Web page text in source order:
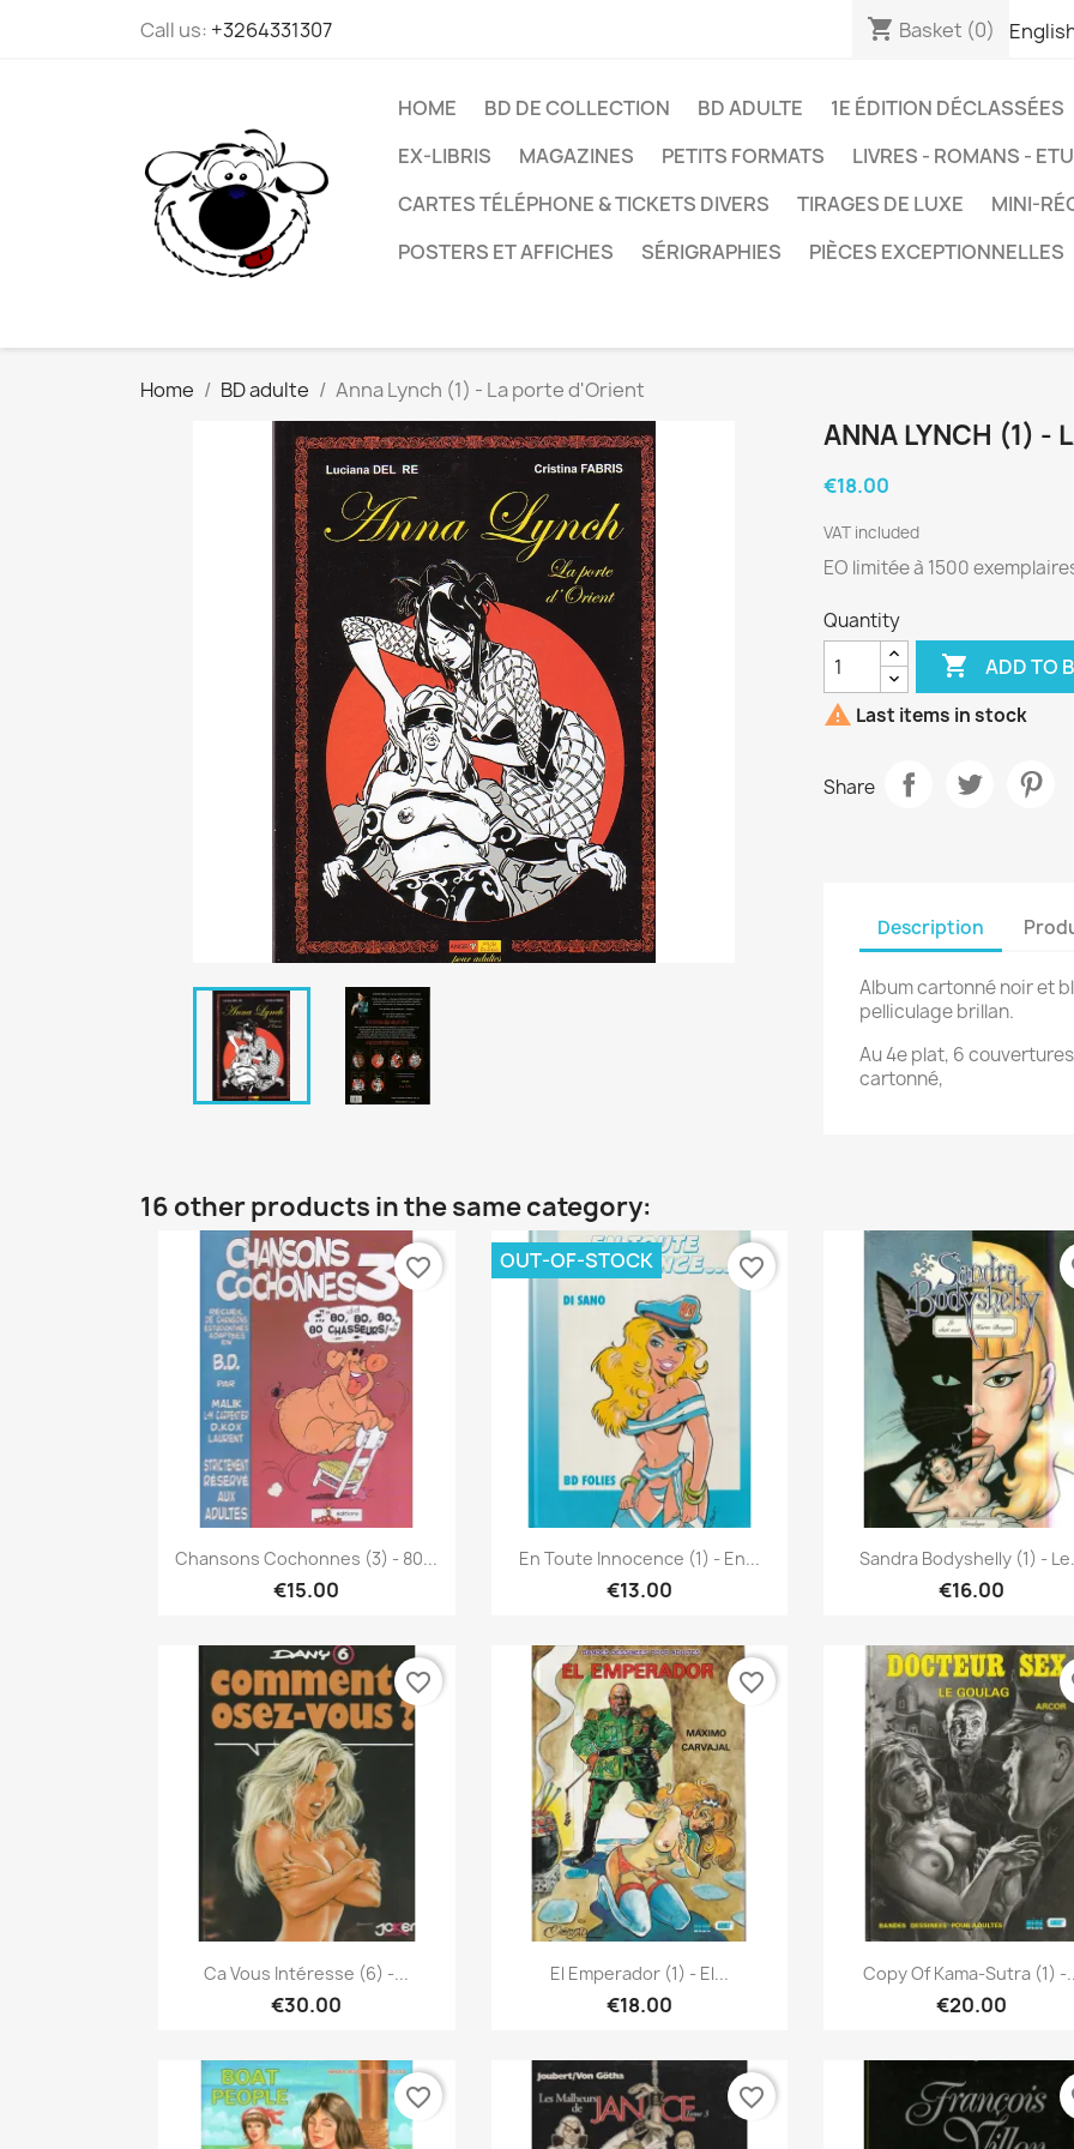
Call us: +3264331307 shopping_cart Basket (0)
HOME BD DE COLLECTION BD ADULTE 1E ÉDITION DÉCLASSÉES
EX-LIBRIS
MAGAZINES PETITS FORMATS LIVRES - ROMANS -
CARTES TÉLÉPHONE & TICKETS DIVERS
TIRAGES DE LUXE
MINI-
POSTERS ET AFFICHES
SÉRIGRAPHIES PIÈCES EXCEPTIONNELLES
Home BD adulte Anna Lynch (1) - La porte d'Orient
ANNA LYNCH (1) -
€18.00
VAT included
EO limitée à 1500
Quantity
 ADD TO
 Last items in stock
Share
Description
Album cartonné noir et
pelliculage brillan.
Au 4e plat, 6
cartonné,
16 other products in the same category:
Quick view
Chansons Cochonnes (3) - 80...
€15.00
favorite_border
Quick view
En Toute Innocence (1) - En...
€13.00
OUT-OF-STOCK favorite_border
Quick view
Sandra Bodyshelly (1) -
€16.00
 Quick view
Ca Vous Intéresse (6) -...
€30.00
favorite_border
Quick view
El Emperador (1) - El...
€18.00
favorite_border
Quick view
Copy Of Kama-Sutra (1) -
€20.00
favorite_border favorite_border